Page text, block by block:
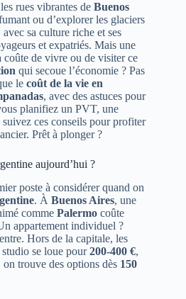
rues vibrantes de Buenos
ou d’explorer les glaciers
avec sa culture riche et ses
et expatriés. Mais une
coûte de vivre ou de visiter ce
qui secoue l’économie ? Pas
le coût de la vie en
, avec des astuces pour
planifiez un PVT, une
ces conseils pour profiter
Prêt à plonger ?
aujourd’hui ?
poste à considérer quand on
. À Buenos Aires, une
comme Palermo coûte
appartement individuel ?
Hors de la capitale, les
studio se loue pour200-400 €,
on trouve des options dès 150